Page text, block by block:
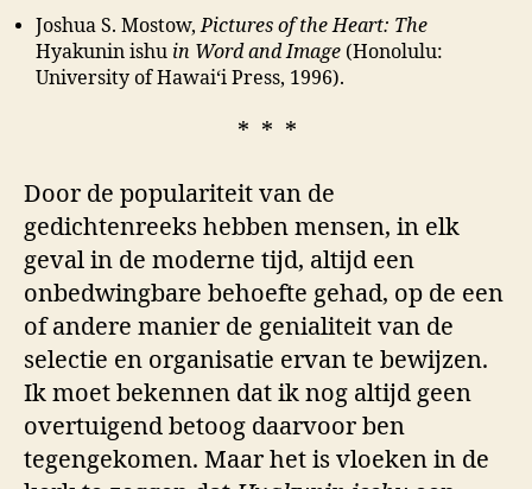
Joshua S. Mostow,Pictures of the Heart: The
Hyakunin ishu in Word and Image (Honolulu:
University of Hawai‘i Press, 1996).
* * *
Door de populariteit van de
gedichtenreeks hebben mensen, in elk
geval in de moderne tijd, altijd een
onbedwingbare behoefte gehad, op de een
of andere manier de genialiteit van de
selectie en organisatie ervan te bewijzen.
Ik moet bekennen dat ik nog altijd geen
overtuigend betoog daarvoor ben
tegengekomen. Maar het is vloeken in de